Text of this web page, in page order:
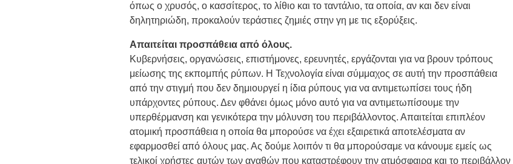
όπως ο χρυσός, ο κασσίτερος, το λίθιο και το ταντάλιο, τα οποία, αν και δεν είναι
δηλητηριώδη, προκαλούν τεράστιες ζημιές στην γη με τις εξορύξεις.
Απαιτείται προσπάθεια από όλους.
Κυβερνήσεις, οργανώσεις, επιστήμονες, ερευνητές, εργάζονται για να βρουν τρόπους
μείωσης της εκπομπής ρύπων. Η Τεχνολογία είναι σύμμαχος σε αυτή την προσπάθεια
από την στιγμή που δεν δημιουργεί η ίδια ρύπους για να αντιμετωπίσει τους ήδη
υπάρχοντες ρύπους. Δεν φθάνει όμως μόνο αυτό για να αντιμετωπίσουμε την
υπερθέρμανση και γενικότερα την μόλυνση του περιβάλλοντος. Απαιτείται επιπλέον
ατομική προσπάθεια η οποία θα μπορούσε να έχει εξαιρετικά αποτελέσματα αν
εφαρμοσθεί από όλους μας. Ας δούμε λοιπόν τι θα μπορούσαμε να κάνουμε εμείς ως
τελικοί χρήστες αυτών των αγαθών που καταστρέφουν την ατμόσφαιρα και το περιβάλλον